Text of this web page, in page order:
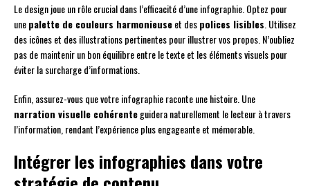
Le design joue un rôle crucial dans l’efficacité d’une infographie. Optez pour
unepalette de couleurs harmonieuseet despolices lisibles . Utilisez
des icônes et des illustrations pertinentes pour illustrer vos propos. N’oubliez
pas de maintenir un bon équilibre entre le texte et les éléments visuels pour
éviter la surcharge d’informations.
Enfin, assurez-vous que votre infographie raconte une histoire. Une
narration visuelle cohérenteguidera naturellement le lecteur à travers
l’information, rendant l’expérience plus engageante et mémorable.
Intégrer les infographies dans votre